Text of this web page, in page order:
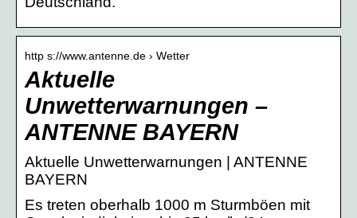
http s://www.antenne.de › Wetter
Aktuelle
Unwetterwarnungen –
ANTENNE BAYERN
Aktuelle Unwetterwarnungen | ANTENNE
BAYERN
Es treten oberhalb 1000 m Sturmböen mit